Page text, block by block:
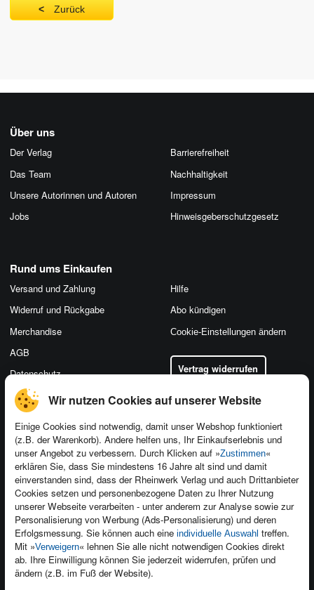
Wir nutzen Cookies auf unserer Website
Einige Cookies sind notwendig, damit unser Webshop funktioniert
(z.B. der Warenkorb). Andere helfen uns, Ihr Einkaufserlebnis und
unser Angebot zu verbessern. Durch Klicken auf »Zustimmen«
erklären Sie, dass Sie mindestens 16 Jahre alt sind und damit
einverstanden sind, dass der Rheinwerk Verlag und auch Drittanbieter
Cookies setzen und personenbezogene Daten zu Ihrer Nutzung
unserer Webseite verarbeiten - unter anderem zur Analyse sowie zur
Personalisierung von Werbung (Ads-Personalisierung) und deren
Erfolgsmessung. Sie können auch eine individuelle Auswahl treffen.
Mit »Verweigern« lehnen Sie alle nicht notwendigen Cookies direkt
ab. Ihre Einwilligung können Sie jederzeit widerrufen, prüfen und
ändern (z.B. im Fuß der Website).
Zurück
Über uns
Der Verlag
Das Team
Unsere Autorinnen und Autoren
Jobs
Barrierefreiheit
Nachhaltigkeit
Impressum
Hinweis­geber­schutz­gesetz
Kontakt
Newsletter
Für Unternehmen
Presseservice
Dozentenservice
Produktfeedback
Foreign Rights
Ein Buch schreiben
Rund ums Einkaufen
Versand und Zahlung
Widerruf und Rückgabe
Merchandise
AGB
Datenschutz
Hilfe
Abo kündigen
Cookie-Einstellungen ändern
Vertrag widerrufen